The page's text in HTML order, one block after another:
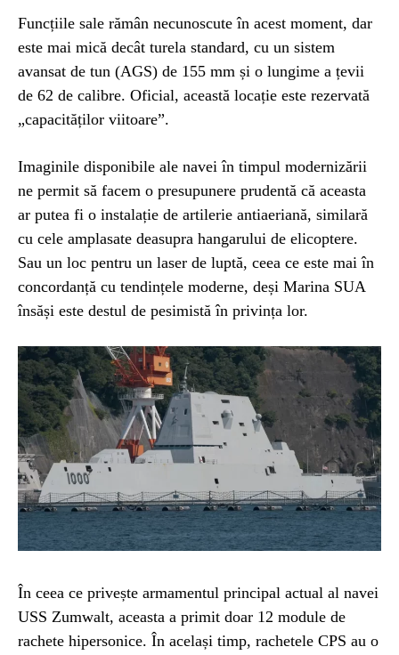
Funcțiile sale rămân necunoscute în acest moment, dar
este mai mică decât turela standard, cu un sistem
avansat de tun (AGS) de 155 mm și o lungime a țevii
de 62 de calibre. Oficial, această locație este rezervată
„capacităților viitoare”.
Imaginile disponibile ale navei în timpul modernizării
ne permit să facem o presupunere prudentă că aceasta
ar putea fi o instalație de artilerie antiaeriană, similară
cu cele amplasate deasupra hangarului de elicoptere.
Sau un loc pentru un laser de luptă, ceea ce este mai în
concordanță cu tendințele moderne, deși Marina SUA
însăși este destul de pesimistă în privința lor.
În ceea ce privește armamentul principal actual al navei
USS Zumwalt, aceasta a primit doar 12 module de
rachete hipersonice. În același timp, rachetele CPS au o